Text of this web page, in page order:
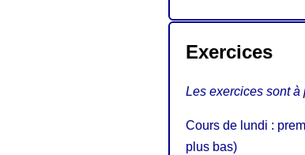
Exercices
Les exercices sont
Cours de lundi :
plus bas)